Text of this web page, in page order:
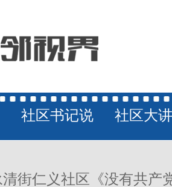
社区书记说 社区大
街仁义社区《没有共产